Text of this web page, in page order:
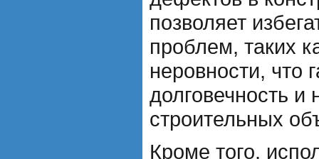
позволяет
проблем, таких
неровности, что
долговечность и
строительных
Кроме того,